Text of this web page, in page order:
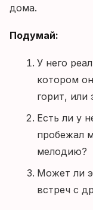
дома.
Подумай:
У него
котором
горит, или
Есть ли у
пробежал
мелодию?
Может ли
встреч с